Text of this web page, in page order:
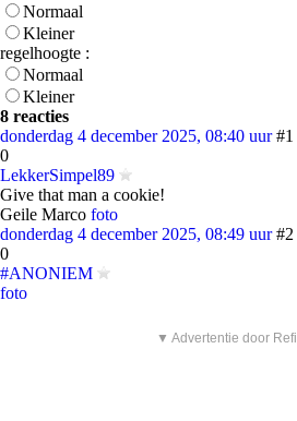
Normaal
Kleiner
regelhoogte :
Normaal
Kleiner
8 reacties
donderdag 4 december 2025, 08:40 uur #1
0
LekkerSimpel89
Give that man a cookie!
Geile Marco foto
donderdag 4 december 2025, 08:49 uur #2
0
#ANONIEM
foto
▼ Advertentie door